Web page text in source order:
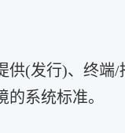
(发行)、终端/
系统标准。